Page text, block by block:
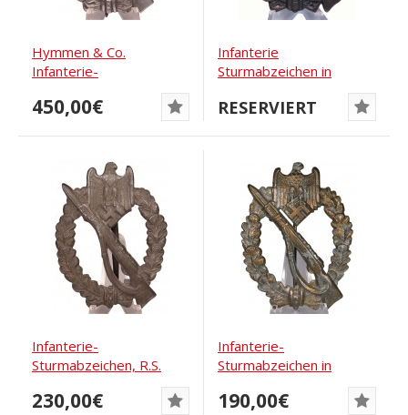
Hymmen & Co.
Infanterie-
450,00€
Infanterie
Sturmabzeichen in
RESERVIERT
Infanterie-
Sturmabzeichen, R.S.
Geriffelte Anstecknadel
230,00€
Infanterie-
Sturmabzeichen in
Bronze, Wiedmann "ÜÜ"
190,00€